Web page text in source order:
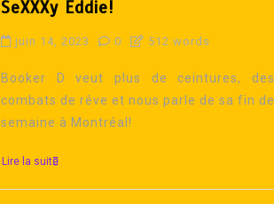
SeXXXy Eddie!
juin 14, 2023 0 512 words
Booker D veut plus de ceintures, des
combats de rêve et nous parle de sa fin de
semaine à Montréal!
Lire la suite